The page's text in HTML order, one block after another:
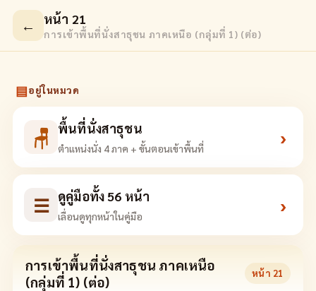
← หน้า 21
การเข้าพื้นที่นั่งสาธุชน ภาคเหนือ (กลุ่มที่ 1) (ต่อ)
▤อยู่ในหมวด
🪑 พื้นที่นั่งสาธุชน
ตำแหน่งนั่ง 4 ภาค + ขั้นตอนเข้าพื้นที่ ›
☰ ดูคู่มือทั้ง 56 หน้า
เลื่อนดูทุกหน้าในคู่มือ ›
การเข้าพื้นที่นั่งสาธุชน ภาคเหนือ
(กลุ่มที่ 1) (ต่อ)
หน้า 21